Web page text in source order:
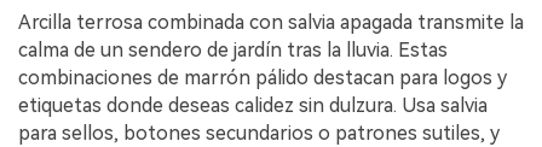
Arcilla terrosa combinada con salvia apagada transmite la
calma de un sendero de jardín tras la lluvia. Estas
combinaciones de marrón pálido destacan para logos y
etiquetas donde deseas calidez sin dulzura. Usa salvia
para sellos, botones secundarios o patrones sutiles, y